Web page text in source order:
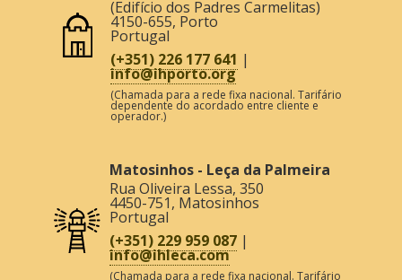
(Edifício dos Padres Carmelitas)
4150-655, Porto
Portugal
(+351) 226 177 641 |
info@ihporto.org
(Chamada para a rede fixa nacional. Tarifário
dependente do acordado entre cliente e
operador.)
Matosinhos - Leça da Palmeira
Rua Oliveira Lessa, 350
4450-751, Matosinhos
Portugal
(+351) 229 959 087 |
info@ihleca.com
(Chamada para a rede fixa nacional. Tarifário